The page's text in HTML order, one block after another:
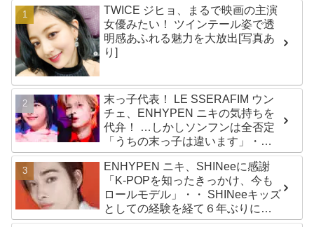
TWICE ジヒョ、まるで映画の主演
女優みたい！ ツインテール姿で透
明感あふれる魅力を大放出[写真あ
り]
末っ子代表！ LE SSERAFIM ウン
チェ、ENHYPEN ニキの気持ちを
代弁！ …しかしソンフンは全否定
「うちの末っ子は違います」・・
かわいすぎる２人の会話に爆笑
ENHYPEN ニキ、SHINeeに感謝
「K-POPを知ったきっかけ、今も
ロールモデル」・・ SHINeeキッズ
としての経験を経て６年ぶりに東
京ドームに帰還した感想は？